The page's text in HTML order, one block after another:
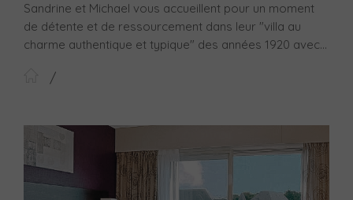
Sandrine et Michael vous accueillent pour un moment
de détente et de ressourcement dans leur "villa au
charme authentique et typique" des années 1920 avec...